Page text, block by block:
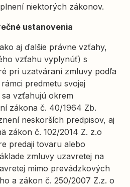
niektorých zákonov.
ustanovenia
aj ďalšie právne vzťahy,
vzťahu vyplynúť) s
pri uzatváraní zmluvy podľa
predmetu svojej
vzťahujú okrem
zákona č. 40/1964 Zb.
neskorších predpisov, aj
zákon č. 102/2014 Z. z.o
predaji tovaru alebo
zmluvy uzavretej na
mimo prevádzkových
a zákon č. 250/2007 Z.z. o